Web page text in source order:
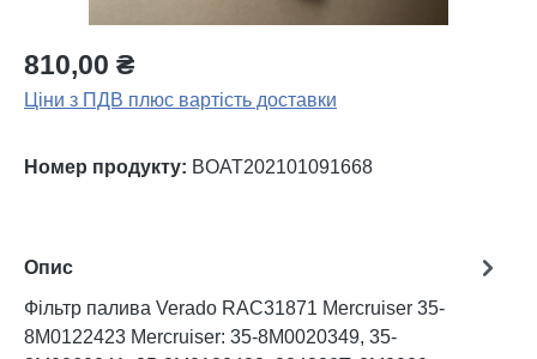
810,00 ₴
Ціни з ПДВ плюс вартість доставки
Номер продукту: BOAT202101091668
Опис
Фільтр палива Verado RAC31871 Mercruiser 35-
8M0122423 Mercruiser: 35-8M0020349, 35-